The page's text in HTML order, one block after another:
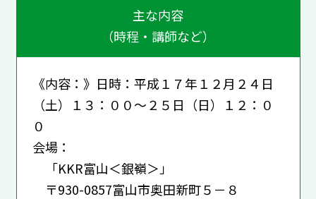
主な内容
（時程・講師など）
《内容：》日時：平成１７年１２月２４日
（土）１３：００～２５日（日）１２：０
０
会場：
「KKR富山＜銀嶺＞」
〒930-0857富山市奥田新町５－８